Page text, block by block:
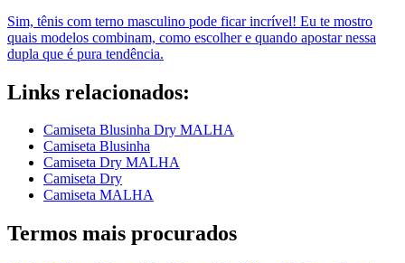
Sim, tênis com terno masculino pode ficar incrível! Eu te mostro
quais modelos combinam, como escolher e quando apostar nessa
dupla que é pura tendência.
Links relacionados:
Camiseta Blusinha Dry MALHA
Camiseta Blusinha
Camiseta Dry MALHA
Camiseta Dry
Camiseta MALHA
Termos mais procurados